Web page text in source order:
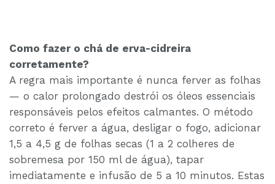
Como fazer o chá de erva-cidreira
corretamente?
A regra mais importante é nunca ferver as folhas
— o calor prolongado destrói os óleos essenciais
responsáveis pelos efeitos calmantes. O método
correto é ferver a água, desligar o fogo, adicionar
1,5 a 4,5 g de folhas secas (1 a 2 colheres de
sobremesa por 150 ml de água), tapar
imediatamente e infusão de 5 a 10 minutos. Estas